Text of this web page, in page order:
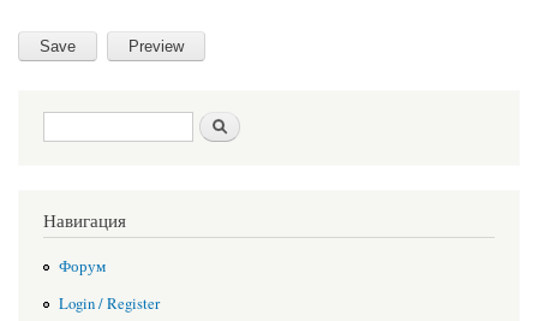
Search form
Навигация
Форум
Login / Register